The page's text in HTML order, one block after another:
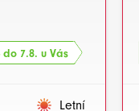
7.8. u Vás
Letní